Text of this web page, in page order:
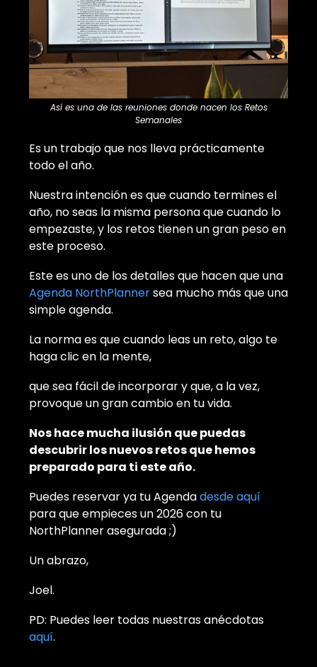
Así es una de las reuniones donde nacen los Retos
Semanales
Es un trabajo que nos lleva prácticamente
todo el año.
Nuestra intención es que cuando termines el
año, no seas la misma persona que cuando lo
empezaste, y los retos tienen un gran peso en
este proceso.
Este es uno de los detalles que hacen que una
Agenda NorthPlannersea mucho más que una
simple agenda.
La norma es que cuando leas un reto, algo te
haga clic en la mente,
que sea fácil de incorporar y que, a la vez,
provoque un gran cambio en tu vida.
Nos hace mucha ilusión que puedas
descubrir los nuevos retos que hemos
preparado para ti este año.
Puedes reservar ya tu Agendadesde aquí
para que empieces un 2026 con tu
NorthPlanner asegurada ;)
Un abrazo,
Joel.
PD: Puedes leer todas nuestras anécdotas
aquí.